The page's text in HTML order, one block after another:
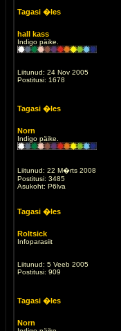
Tagasi �les
hall kass
Indigo päike.
Liitunud: 24 Nov 2005
Postitusi: 1678
Tagasi �les
Norn
Indigo päike.
Liitunud: 22 M�rts 2008
Postitusi: 3485
Asukoht: P6lva
Tagasi �les
Roltsick
Infoparasiit
Liitunud: 5 Veeb 2005
Postitusi: 909
Tagasi �les
Norn